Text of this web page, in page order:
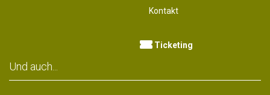
Kontakt
Ticketing
Und auch...